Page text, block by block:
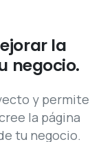
la
negocio.
y permite
tu negocio.